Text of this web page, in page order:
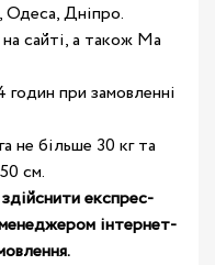
Одеса, Дніпро.
сайті, а також Ма
при замовленні
не більше 30 кг та
см.
експрес-
інтернет-